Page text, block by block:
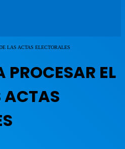
LAS ACTAS ELECTORALES
PROCESAR EL
ACTAS